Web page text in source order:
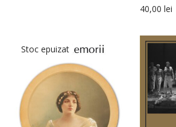
40,00 lei